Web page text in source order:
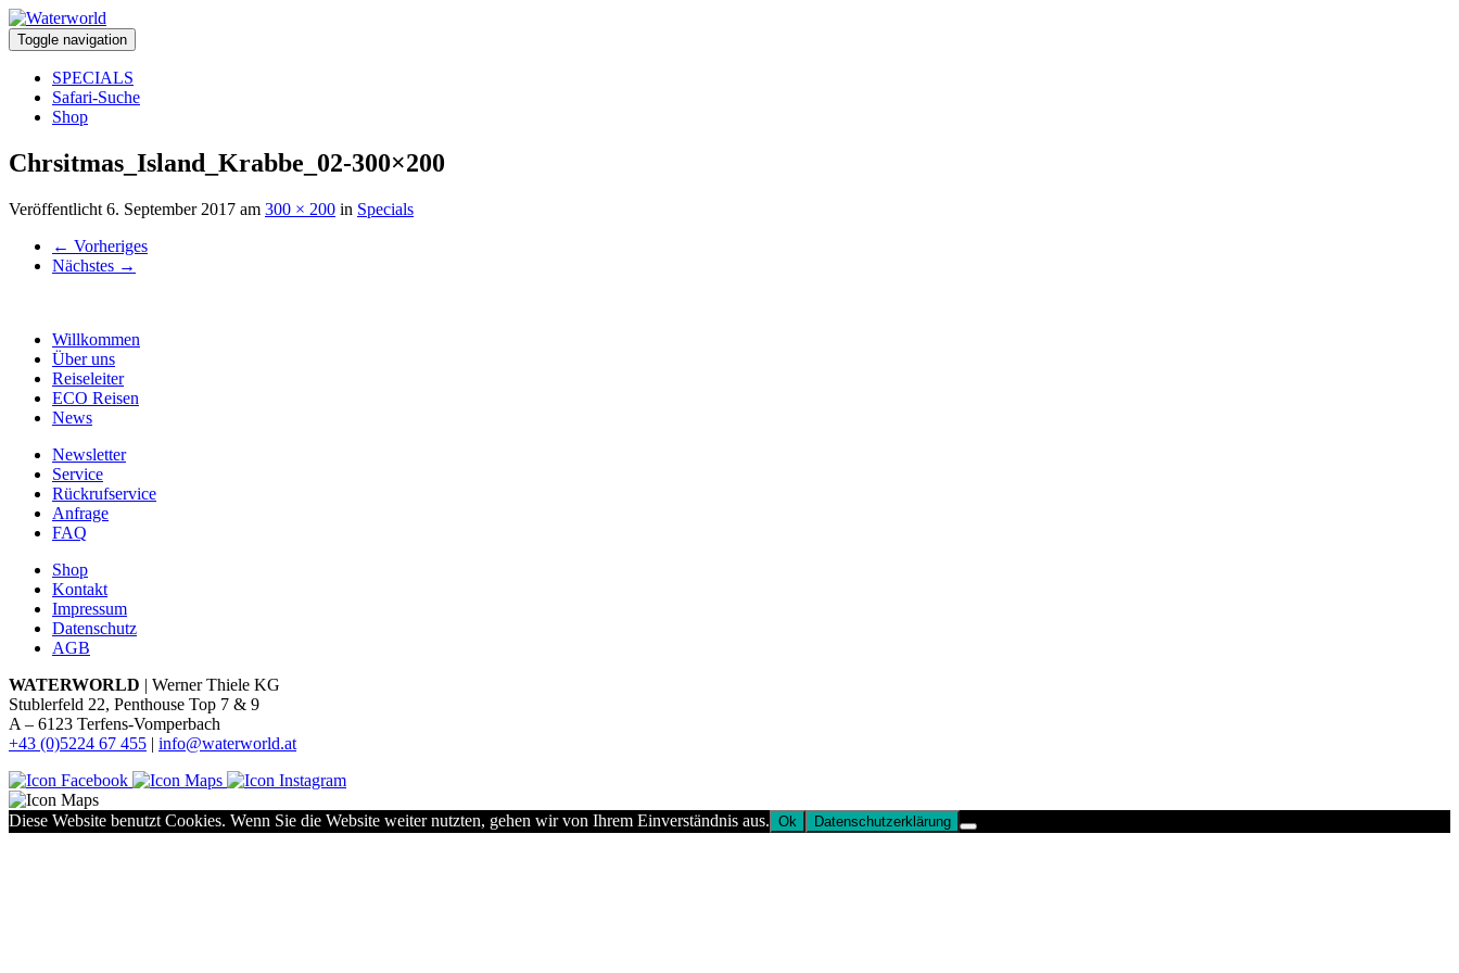
Toggle navigation
SPECIALS
Safari-Suche
Shop
Chrsitmas_Island_Krabbe_02-300×200
Veröffentlicht 6. September 2017 am 300 × 200 in Specials
← Vorheriges
Nächstes →
Willkommen
Über uns
Reiseleiter
ECO Reisen
News
Newsletter
Service
Rückrufservice
Anfrage
FAQ
Shop
Kontakt
Impressum
Datenschutz
AGB
WATERWORLD | Werner Thiele KG
Stublerfeld 22, Penthouse Top 7 & 9
A – 6123 Terfens-Vomperbach
+43 (0)5224 67 455 | info@waterworld.at
Diese Website benutzt Cookies. Wenn Sie die Website weiter nutzten, gehen wir von Ihrem Einverständnis aus. Ok Datenschutzerklärung